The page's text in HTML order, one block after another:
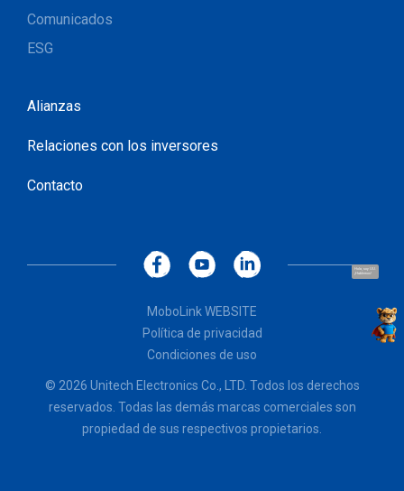
Hola, soy UU.
¡Hablemos!
Comunicados
ESG
Alianzas
Relaciones con los inversores
Contacto
MoboLink WEBSITE
Política de privacidad
Condiciones de uso
© 2026 Unitech Electronics Co., LTD. Todos los derechos
reservados. Todas las demás marcas comerciales son
propiedad de sus respectivos propietarios.